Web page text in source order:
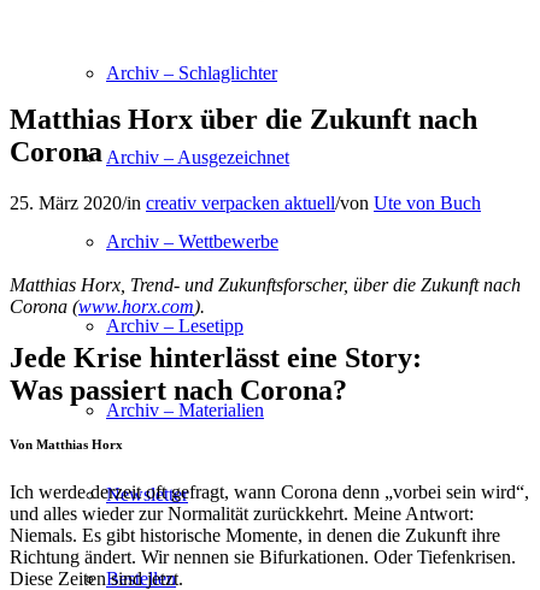
Archiv – Schlaglichter
Archiv – Ausgezeichnet
Archiv – Wettbewerbe
Archiv – Lesetipp
Archiv – Materialien
Newsletter
Bestellen
Matthias Horx über die Zukunft nach
Corona
25. März 2020/in creativ verpacken aktuell/von Ute von Buch
Matthias Horx, Trend- und Zukunftsforscher, über die Zukunft nach
Corona (www.horx.com).
Jede Krise hinterlässt eine Story:
Was passiert nach Corona?
Von Matthias Horx
Ich werde derzeit oft gefragt, wann Corona denn „vorbei sein wird“,
und alles wieder zur Normalität zurückkehrt. Meine Antwort:
Niemals. Es gibt historische Momente, in denen die Zukunft ihre
Richtung ändert. Wir nennen sie Bifurkationen. Oder Tiefenkrisen.
Diese Zeiten sind jetzt.